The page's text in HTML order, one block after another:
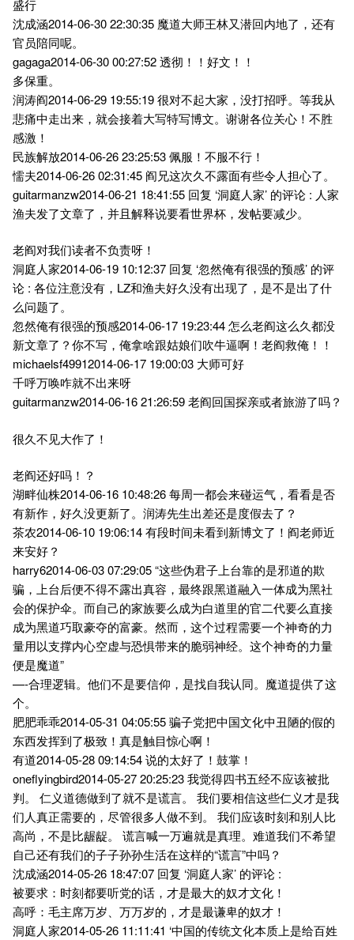
盛行
沈成涵2014-06-30 22:30:35 魔道大师王林又潜回内地了，还有
官员陪同呢。
gagaga2014-06-30 00:27:52 透彻！！好文！！
多保重。
润涛阎2014-06-29 19:55:19 很对不起大家，没打招呼。等我从
悲痛中走出来，就会接着大写特写博文。谢谢各位关心！不胜
感激！
民族解放2014-06-26 23:25:53 佩服！不服不行！
懦夫2014-06-26 02:31:45 阎兄这次久不露面有些令人担心了。
guitarmanzw2014-06-21 18:41:55 回复 ‘洞庭人家’ 的评论 : 人家
渔夫发了文章了，并且解释说要看世界杯，发帖要减少。
老阎对我们读者不负责呀！
洞庭人家2014-06-19 10:12:37 回复 ‘忽然俺有很强的预感’ 的评
论 : 各位注意没有，LZ和渔夫好久没有出现了，是不是出了什
么问题了。
忽然俺有很强的预感2014-06-17 19:23:44 怎么老阎这么久都没
新文章了？你不写，俺拿啥跟姑娘们吹牛逼啊！老阎救俺！！
michaelsf49912014-06-17 19:00:03 大师可好
千呼万唤咋就不出来呀
guitarmanzw2014-06-16 21:26:59 老阎回国探亲或者旅游了吗？
很久不见大作了！
老阎还好吗！？
湖畔仙株2014-06-16 10:48:26 每周一都会来碰运气，看看是否
有新作，好久没更新了。润涛先生出差还是度假去了？
茶农2014-06-10 19:06:14 有段时间未看到新博文了！阎老师近
来安好？
harry62014-06-03 07:29:05 “这些伪君子上台靠的是邪道的欺
骗，上台后便不得不露出真容，最终跟黑道融入一体成为黑社
会的保护伞。而自己的家族要么成为白道里的官二代要么直接
成为黑道巧取豪夺的富豪。然而，这个过程需要一个神奇的力
量用以支撑内心空虚与恐惧带来的脆弱神经。这个神奇的力量
便是魔道”
—-合理逻辑。他们不是要信仰，是找自我认同。魔道提供了这
个。
肥肥乖乖2014-05-31 04:05:55 骗子党把中国文化中丑陋的假的
东西发挥到了极致！真是触目惊心啊！
有道2014-05-28 09:14:54 说的太好了！鼓掌！
oneflyingbird2014-05-27 20:25:23 我觉得四书五经不应该被批
判。 仁义道德做到了就不是谎言。 我们要相信这些仁义才是我
们人真正需要的，尽管很多人做不到。 我们应该时刻和别人比
高尚，不是比龌龊。 谎言喊一万遍就是真理。难道我们不希望
自己还有我们的子子孙孙生活在这样的“谎言”中吗？
沈成涵2014-05-26 18:47:07 回复 ‘洞庭人家’ 的评论 :
被要求：时刻都要听党的话，才是最大的奴才文化！
高呼：毛主席万岁、万万岁的，才是最谦卑的奴才！
洞庭人家2014-05-26 11:11:41 ‘中国的传统文化本质上是给百姓